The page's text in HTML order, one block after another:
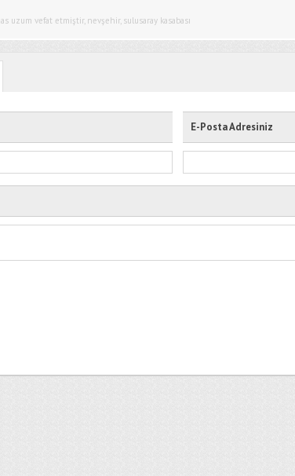
uzum vefat etmiştir, nevşehir, sulusaray kasabası
E-Posta Adresiniz